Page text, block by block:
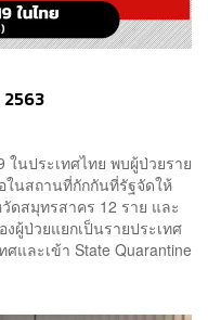
นประเทศไทย พบผู้ป่วยราย
ในสถานที่กักกันที่รัฐจัดให้
ดสมุทรสาคร 12 ราย และ
ผู้ป่วยแยกเป็นรายประเทศ
และเข้า State Quarantine